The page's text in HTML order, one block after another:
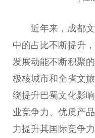
近年来，成都
中的占比不断提升
发展动能不断积聚
极核城市和全省文
绕提升巴蜀文化影
业竞争力、优质产
力提升其国际竞争